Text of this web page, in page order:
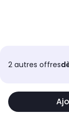
2 autres offres